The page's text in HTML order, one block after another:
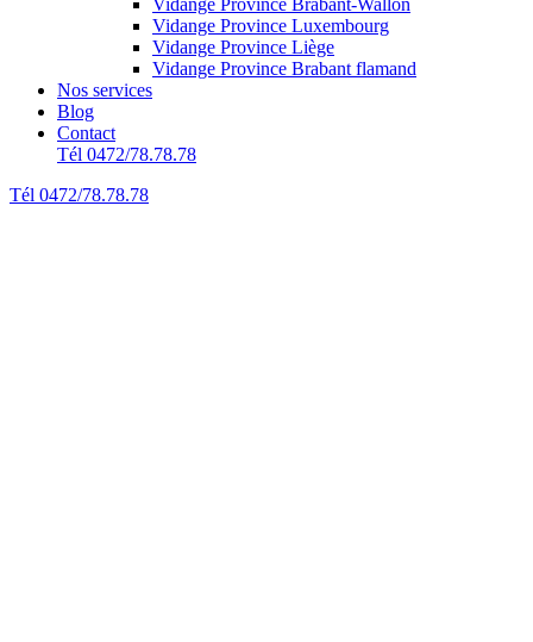
Vidange Province Brabant-Wallon
Vidange Province Luxembourg
Vidange Province Liège
Vidange Province Brabant flamand
Nos services
Blog
Contact
Tél 0472/78.78.78
Tél 0472/78.78.78